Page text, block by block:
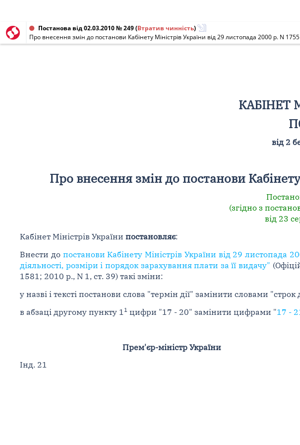
Постанова від 02.03.2010 № 249(Втратив чинність)
Про внесення змін до постанови Кабінету Міністрів України від 29 листопада 2000 р. N 1755